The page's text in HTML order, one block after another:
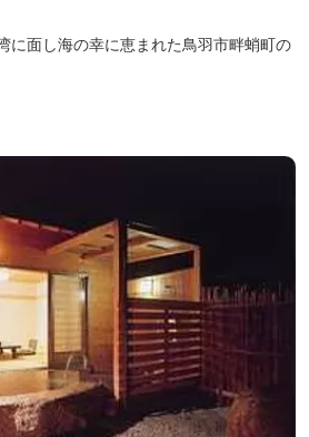
に面し海の幸に恵まれた鳥羽市畔蛸町の